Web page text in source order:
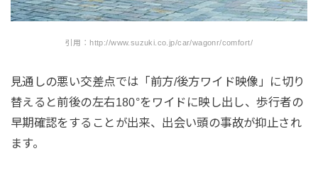
引用：http://www.suzuki.co.jp/car/wagonr/comfort/
見通しの悪い交差点では「前方/後方ワイド映像」に切り
替えると前後の左右180°をワイドに映し出し、歩行者の
早期確認をすることが出来、出会い頭の事故が抑止され
ます。